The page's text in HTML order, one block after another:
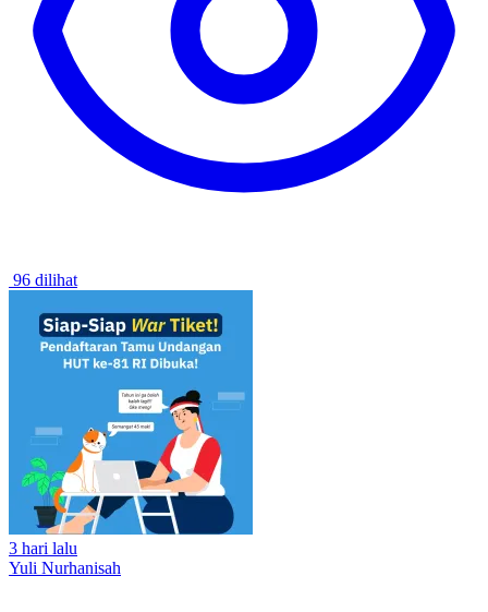
96 dilihat
3 hari lalu
Yuli Nurhanisah